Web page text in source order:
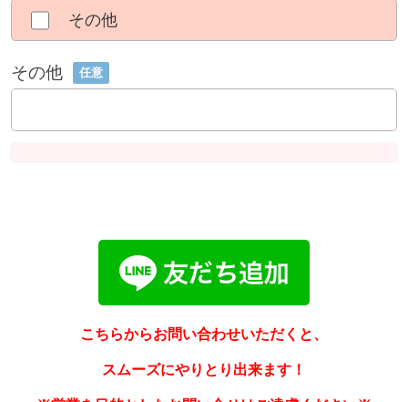
その他
その他 任意
こちらからお問い合わせいただくと、
スムーズにやりとり出来ます！